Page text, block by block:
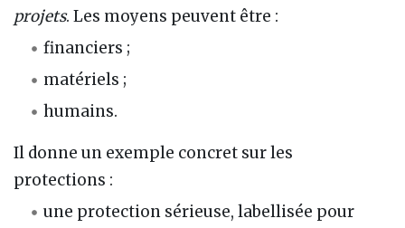
projets. Les moyens peuvent être :
financiers ;
matériels ;
humains.
Il donne un exemple concret sur les
protections :
une protection sérieuse, labellisée pour